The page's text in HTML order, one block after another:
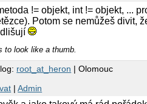
!= objekt, int != objekt, ...
Potom se nemůžeš divit,
to look like a thumb.
root_at_heron | Olomouc
|Admin